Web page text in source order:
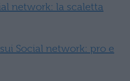
network: la scaletta
Social network: pro e